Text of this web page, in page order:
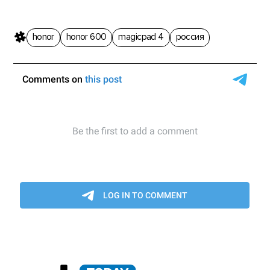
honor honor 600 magicpad 4 россия